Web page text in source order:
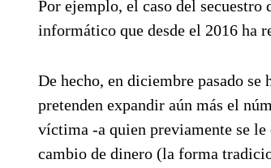
Por ejemplo, el caso del
informático que desde el 2016 ha
De hecho, en diciembre pasado se
pretenden expandir aún más el
víctima -a quien previamente se
cambio de dinero (la forma